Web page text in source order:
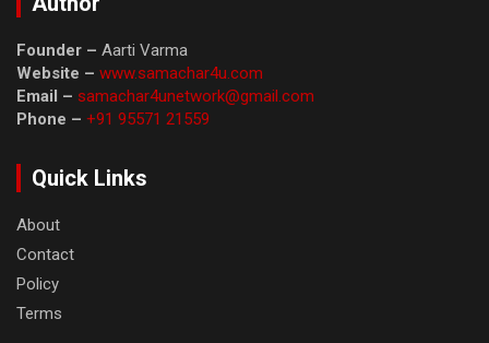
Founder – Aarti Varma
Website – www.samachar4u.com
Email – samachar4unetwork@gmail.com
Phone – +91 95571 21559
Quick Links
About
Contact
Policy
Terms